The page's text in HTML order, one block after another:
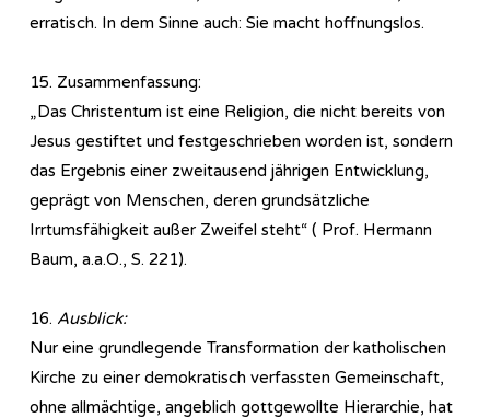
erratisch. In dem Sinne auch: Sie macht hoffnungslos.
15. Zusammenfassung:
„Das Christentum ist eine Religion, die nicht bereits von
Jesus gestiftet und festgeschrieben worden ist, sondern
das Ergebnis einer zweitausend jährigen Entwicklung,
geprägt von Menschen, deren grundsätzliche
Irrtumsfähigkeit außer Zweifel steht“ ( Prof. Hermann
Baum, a.a.O., S. 221).
16. Ausblick:
Nur eine grundlegende Transformation der katholischen
Kirche zu einer demokratisch verfassten Gemeinschaft,
ohne allmächtige, angeblich gottgewollte Hierarchie, hat